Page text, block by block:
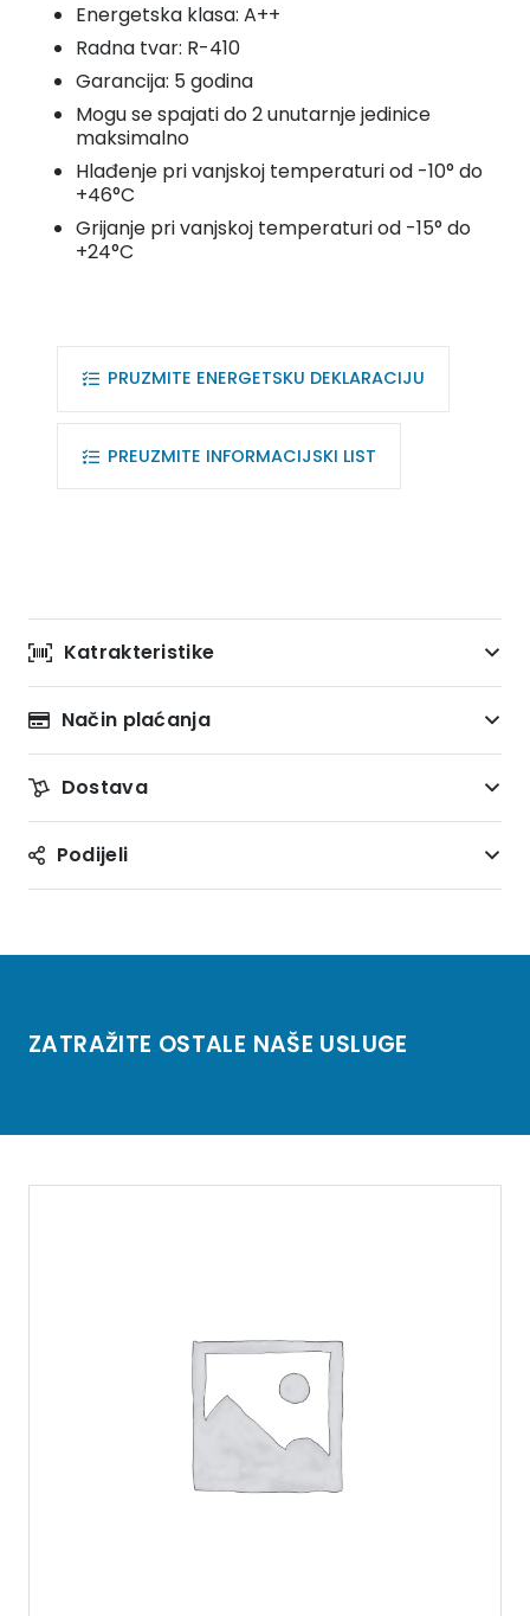
Energetska klasa: A++
Radna tvar: R-410
Garancija: 5 godina
Mogu se spajati do 2 unutarnje jedinice
maksimalno
Hlađenje pri vanjskoj temperaturi od -10° do
+46°C
Grijanje pri vanjskoj temperaturi od -15° do
+24°C
PRUZMITE ENERGETSKU DEKLARACIJU
PREUZMITE INFORMACIJSKI LIST
Katrakteristike
Način plaćanja
Dostava
Podijeli
ZATRAŽITE OSTALE NAŠE USLUGE